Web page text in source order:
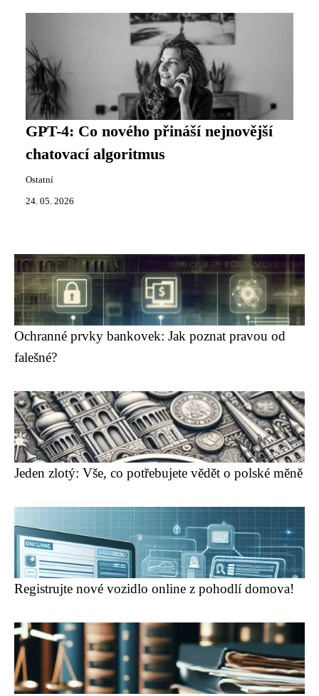
GPT-4: Co nového přináší nejnovější
chatovací algoritmus
Ostatní
24. 05. 2026
Ochranné prvky bankovek: Jak poznat pravou od
falešné?
Jeden zlotý: Vše, co potřebujete vědět o polské měně
Registrujte nové vozidlo online z pohodlí domova!